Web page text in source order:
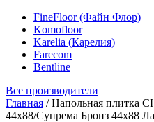
FineFloor (Файн Флор)
Komofloor
Karelia (Карелия)
Farecom
Bentline
Все производители
Главная /Напольная плитка
44х88/Супрема Бронз 44х88